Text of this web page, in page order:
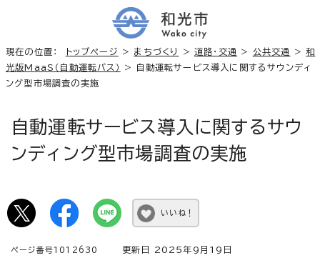
現在の位置： トップページ > まちづくり >道路・交通 > 公共交通 >和
光版MaaS（自動運転バス）
> 自動運転サービス導入に関するサウンディ
ング型市場調査の実施
自動運転サービス導入に関するサウ
ンディング型市場調査の実施
いいね！
ページ番号1012630 更新日 2025年9月19日